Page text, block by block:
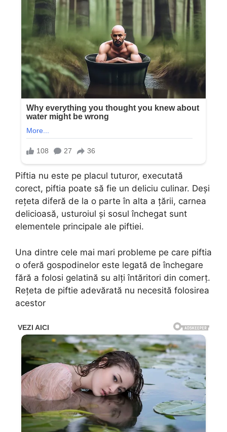
Piftia nu este pe placul tuturor, executată
corect, piftia poate să fie un deliciu culinar. Deși
rețeta diferă de la o parte în alta a țării, carnea
delicioasă, usturoiul și sosul închegat sunt
elementele principale ale piftiei.
Una dintre cele mai mari probleme pe care piftia
o oferă gospodinelor este legată de închegare
fără a folosi gelatină su alți întăritori din comerț.
Rețeta de piftie adevărată nu necesită folosirea
acestor